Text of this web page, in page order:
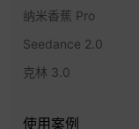
纳米香蕉 Pro
Seedance 2.0
克林 3.0
使用案例